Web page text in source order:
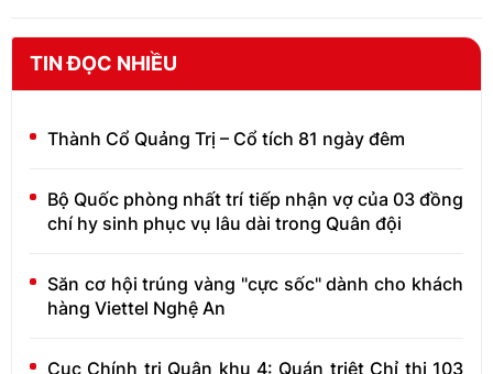
TIN ĐỌC NHIỀU
Thành Cổ Quảng Trị – Cổ tích 81 ngày đêm
Bộ Quốc phòng nhất trí tiếp nhận vợ của 03 đồng
chí hy sinh phục vụ lâu dài trong Quân đội
Săn cơ hội trúng vàng "cực sốc" dành cho khách
hàng Viettel Nghệ An
Cục Chính trị Quân khu 4: Quán triệt Chỉ thị 103